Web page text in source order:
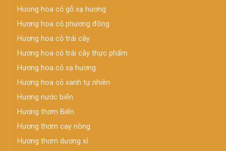
Huong hoa cỏ gỗ xạ hương
Hương hoa cỏ phương đông
Hương hoa cỏ trái cây
Hương hoa cỏ trái cây thực phẩm
Hương hoa cỏ xạ hương
Hương hoa cỏ xanh tự nhiên
Hương nước biển
Hương thơm Biển
Hương thơm cay nòng
Hương thơm dương xỉ